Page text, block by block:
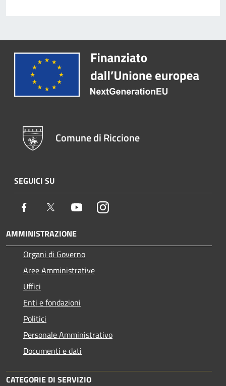
Comune di Riccione
SEGUICI SU
Facebook Twitter YoutubeInstagram
AMMINISTRAZIONE
Organi di Governo
Aree Amministrative
Uffici
Enti e fondazioni
Politici
Personale Amministrativo
Documenti e dati
CATEGORIE DI SERVIZIO